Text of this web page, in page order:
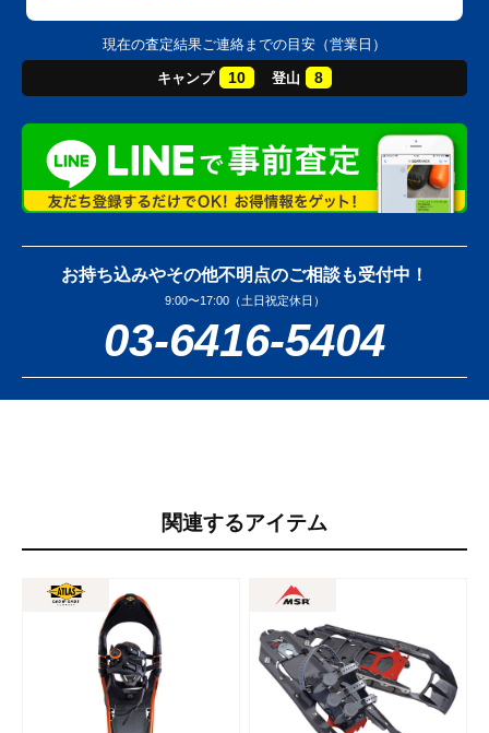
現在の査定結果ご連絡までの目安（営業日）
キャンプ 10 登山 8
お持ち込みやその他不明点のご相談も受付中！
9:00〜17:00（土日祝定休日）
03-6416-5404
関連するアイテム